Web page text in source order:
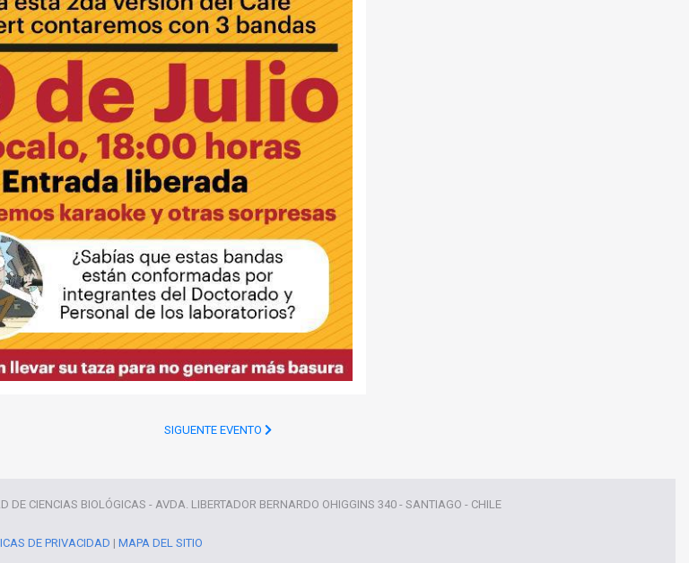
SIGUENTE EVENTO
DE CIENCIAS BIOLÓGICAS - AVDA. LIBERTADOR BERNARDO OHIGGINS 340 - SANTIAGO - CHILE
DE PRIVACIDAD | MAPA DEL SITIO